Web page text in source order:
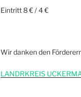
Eintritt 8 € / 4 €
Wir danken den
L ANDRKREIS